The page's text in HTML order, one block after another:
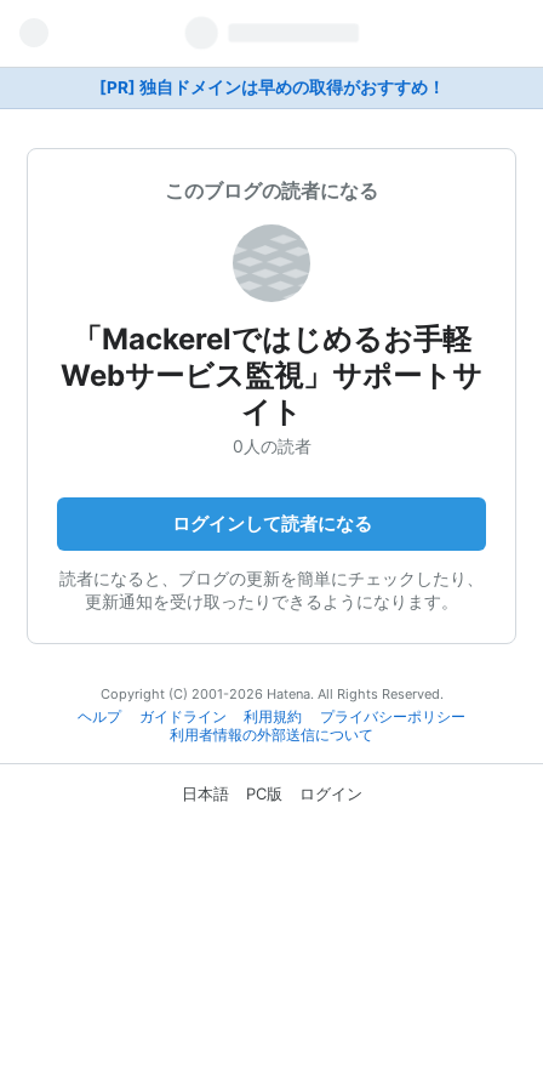
[PR] 独自ドメインは早めの取得がおすすめ！
このブログの読者になる
「Mackerelではじめるお手軽
Webサービス監視」サポートサ
イト
0人の読者
ログインして読者になる
読者になると、ブログの更新を簡単にチェックしたり、
更新通知を受け取ったりできるようになります。
Copyright (C) 2001-2026 Hatena. All Rights Reserved.
ヘルプ
ガイドライン 利用規約
プライバシーポリシー
利用者情報の外部送信について
日本語 PC版 ログイン